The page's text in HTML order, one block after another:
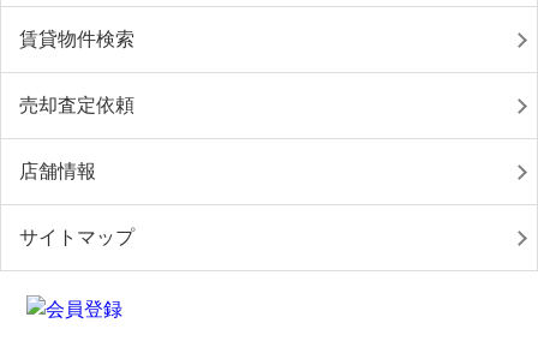
賃貸物件検索
売却査定依頼
店舗情報
サイトマップ